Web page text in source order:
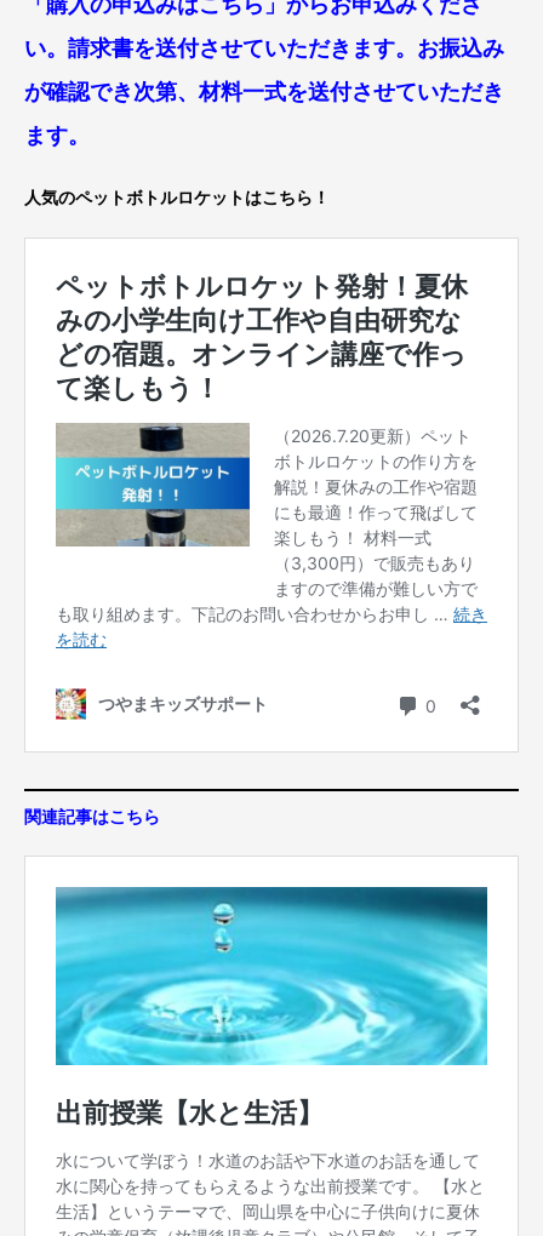
い。請求書を送付させていただきます。お振込み
が確認でき次第、材料一式を送付させていただき
ます。
人気のペットボトルロケットはこちら！
関連記事はこちら